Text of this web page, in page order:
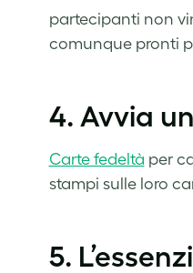
partecipanti non
comunque pronti
4. Avvia
Carte fedeltà per
stampi sulle loro
5.